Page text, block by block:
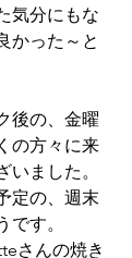
気分にもな
かった～と
後の、金曜
の方々に来
ました。
定の、週末
す。
さんの焼き